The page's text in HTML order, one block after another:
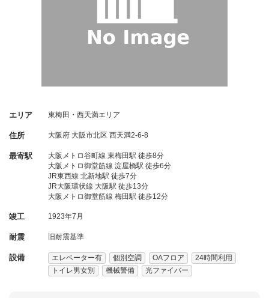
エリア 東梅田・西天満エリア
住所 大阪府 大阪市北区 西天満2-6-8
最寄駅
大阪メトロ谷町線 東梅田駅 徒歩8分
大阪メトロ御堂筋線 淀屋橋駅 徒歩6分
JR東西線 北新地駅 徒歩7分
JR大阪環状線 大阪駅 徒歩13分
大阪メトロ御堂筋線 梅田駅 徒歩12分
竣工 1923年7月
耐震 旧耐震基準
設備 エレベーター有 個別空調 OAフロア
24時間利用
トイレ男女別
機械警備 光ファイバー